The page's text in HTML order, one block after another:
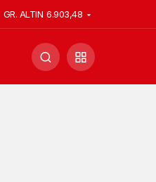
GR. ALTIN 6.903,48